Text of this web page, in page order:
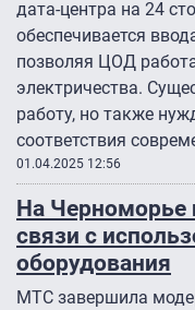
дата-центра на 24
обеспечивается
позволяя ЦОД
электричества.
работу, но также
соответствия
01.04.2025 12:56
На Черноморье
связи с
оборудования
МТС завершила